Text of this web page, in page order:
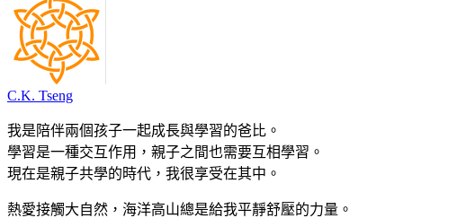
C.K. Tseng
我是陪伴兩個孩子一起成長與學習的爸比。
學習是一種交互作用，親子之間也需要互相學習。
現在是親子共學的時代，我很享受在其中。
熱愛接觸大自然，海洋高山總是給我平靜舒壓的力量。